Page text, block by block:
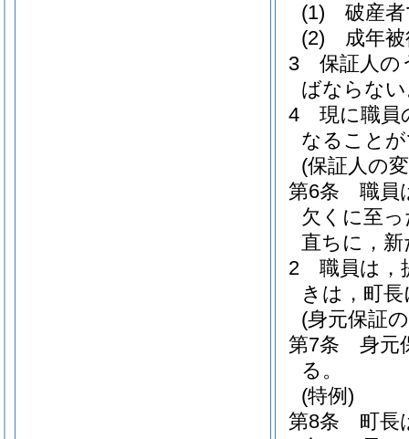
(1)
破産
(2)
成年
3
保証人の
ばならな
4
現に職員
なること
(保証人の
第6条
職員
欠くに至
直ちに，
2
職員は，
きは，町
(身元保証
第7条
身元
る。
(特例)
第8条
町長